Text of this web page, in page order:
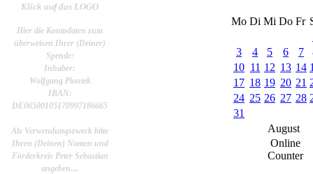
Klick auf das LOGO
Hier die Kontodaten zum
überweisen Ihrer (Deiner)
Spende:
Inhaber:
Wolfgang Piontek
IBAN:
DE06500105170997186665
Als Verwendungszweck bitte
Ihren (Deinen) Namen und
Förderkreis Peter Sebastian
angeben....
Mo Di Mi Do Fr
3
4 5 6 7
10 11 12 13 14
17 18 19 20 21
24 25 26 27 28
31
August
Online
Counter